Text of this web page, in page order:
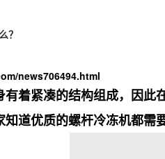
？
news706494.html
着紧凑的结构组成，因
道优质的螺杆冷冻机都需